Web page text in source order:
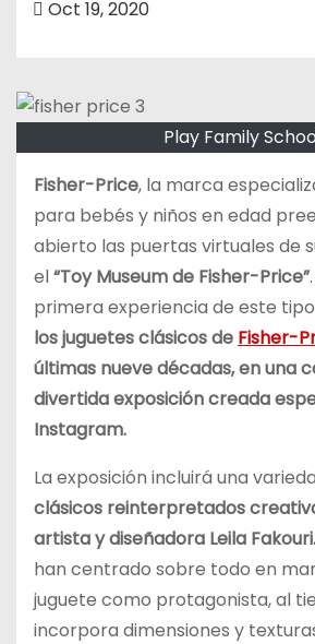
Oct 19, 2020
Play Family
Fisher-Price, la marca
para bebés y niños en edad
abierto las puertas virtuales de
el“Toy Museum de Fisher-Price”
primera experiencia de este
los juguetes clásicos de Fisher-
últimas nueve décadas, en una
divertida exposición creada
Instagram.
La exposición incluirá una
clásicos reinterpretados
artista y diseñadora Leila Fakouri.
han centrado sobre todo en
juguete como protagonista, al
incorpora dimensiones y